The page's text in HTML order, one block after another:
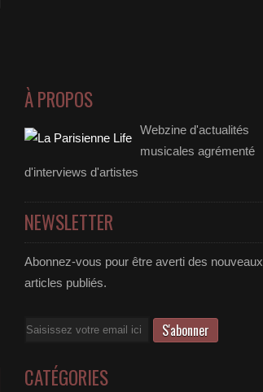
À PROPOS
Webzine d'actualités
musicales agrémenté
d'interviews d'artistes
NEWSLETTER
Abonnez-vous pour être averti des nouveaux
articles publiés.
Email
CATÉGORIES